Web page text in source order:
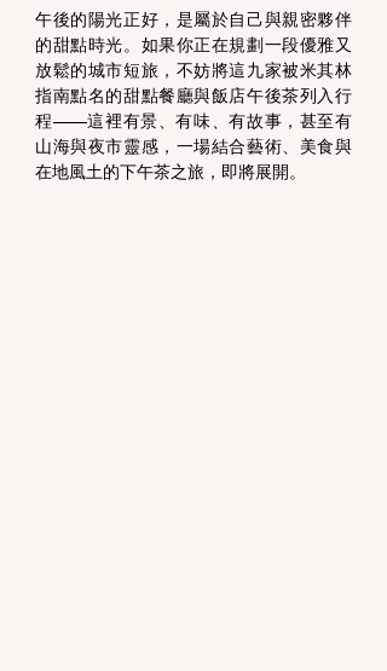
午後的陽光正好，是屬於自己與親密夥伴
的甜點時光。如果你正在規劃一段優雅又
放鬆的城市短旅，不妨將這九家被米其林
指南點名的甜點餐廳與飯店午後茶列入行
程——這裡有景、有味、有故事，甚至有
山海與夜市靈感，一場結合藝術、美食與
在地風土的下午茶之旅，即將展開。